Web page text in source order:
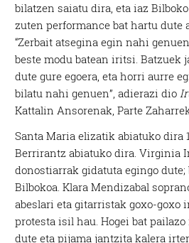
bilatzen saiatu dira, eta iaz
zuten performance bat hartu dute
“Zerbait atsegina egin nahi
beste modu batean iritsi. Batzuek
dute gure egoera, eta horri aurre
bilatu nahi genuen”, adierazi dio
Kattalin Ansorenak, Parte
Santa Maria elizatik abiatuko dira
Berrirantz abiatuko dira. Virginia
donostiarrak gidatuta egingo
Bilbokoa. Klara Mendizabal
abeslari eta gitarristak goxo-goxo
protesta isil hau. Hogei bat
dute eta pijama jantzita kalera